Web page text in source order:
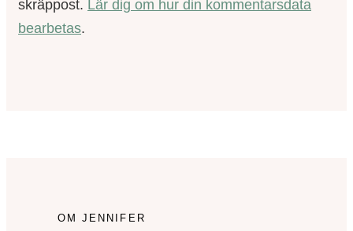
skräppost. Lär dig om hur din kommentarsdata
bearbetas.
OM JENNIFER